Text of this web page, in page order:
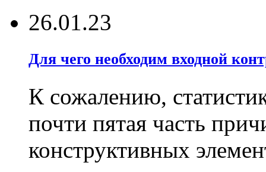
26.01.23
Для чего необходим входной
К сожалению,
почти пятая часть
конструктивных